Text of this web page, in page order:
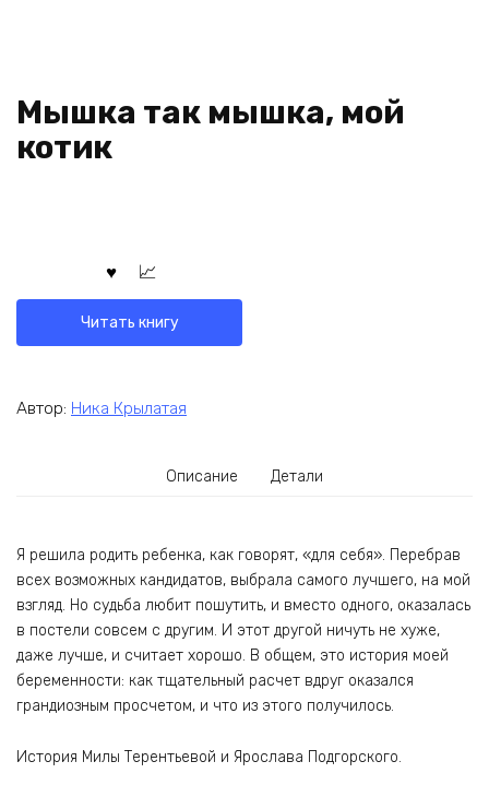
Мышка так мышка, мой
котик
Читать книгу
Автор: Ника Крылатая
Описание Детали
Я решила родить ребенка, как говорят, «для себя». Перебрав
всех возможных кандидатов, выбрала самого лучшего, на мой
взгляд. Но судьба любит пошутить, и вместо одного, оказалась
в постели совсем с другим. И этот другой ничуть не хуже,
даже лучше, и считает хорошо. В общем, это история моей
беременности: как тщательный расчет вдруг оказался
грандиозным просчетом, и что из этого получилось.
История Милы Терентьевой и Ярослава Подгорского.